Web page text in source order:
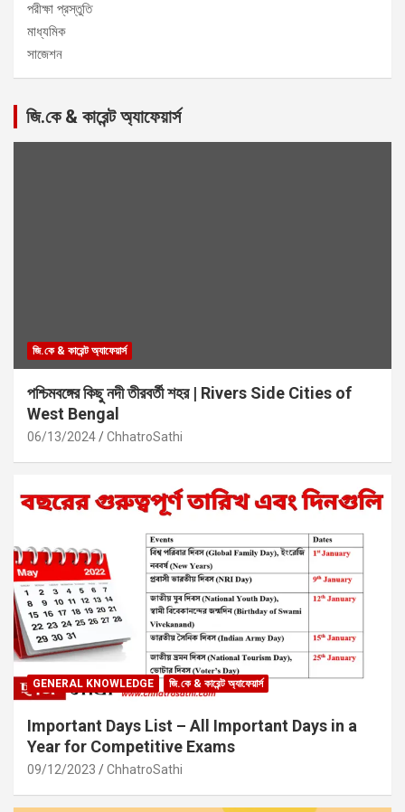
পরীক্ষা প্রস্তুতি
মাধ্যমিক
সাজেশন
জি.কে & কারেন্ট অ্যাফেয়ার্স
জি.কে & কারেন্ট অ্যাফেয়ার্স
পশ্চিমবঙ্গের কিছু নদী তীরবর্তী শহর | Rivers Side Cities of
West Bengal
06/13/2024 ChhatroSathi
GENERAL KNOWLEDGE জি.কে & কারেন্ট অ্যাফেয়ার্স
Important Days List – All Important Days in a
Year for Competitive Exams
09/12/2023 ChhatroSathi